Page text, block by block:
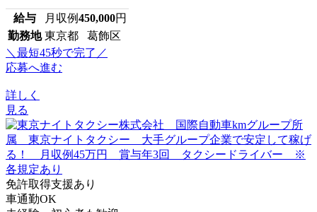
給与 月収例450,000円
勤務地 東京都 葛飾区
＼最短45秒で完了／
応募へ進む
詳しく
見る
免許取得支援あり
車通勤OK